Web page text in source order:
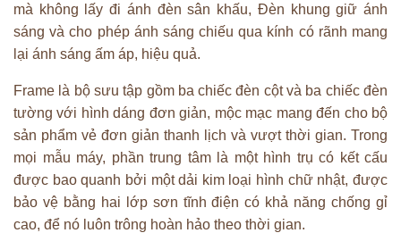
mà không lấy đi ánh đèn sân khấu, Đèn khung giữ ánh
sáng và cho phép ánh sáng chiếu qua kính có rãnh mang
lại ánh sáng ấm áp, hiệu quả.
Frame là bộ sưu tập gồm ba chiếc đèn cột và ba chiếc đèn
tường với hình dáng đơn giản, mộc mạc mang đến cho bộ
sản phẩm vẻ đơn giản thanh lịch và vượt thời gian. Trong
mọi mẫu máy, phần trung tâm là một hình trụ có kết cấu
được bao quanh bởi một dải kim loại hình chữ nhật, được
bảo vệ bằng hai lớp sơn tĩnh điện có khả năng chống gỉ
cao, để nó luôn trông hoàn hảo theo thời gian.